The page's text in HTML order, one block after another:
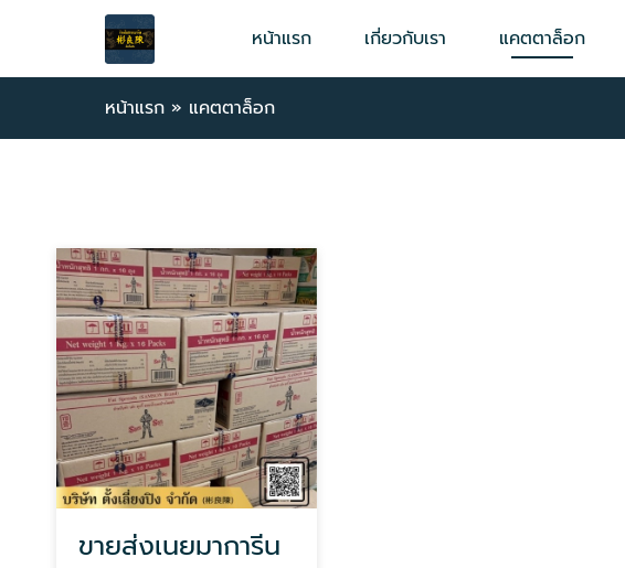
หน้าแรก เกี่ยวกับเรา แคตตาล็อก
หน้าแรก » แคตตาล็อก
ขายส่งเนยมาการีน